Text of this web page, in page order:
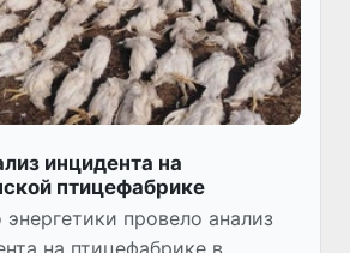
инцидента на
птицефабрике
провело анализ
на птицефабрике в